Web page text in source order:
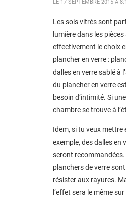
LE 17 SEPTEMBRE 2015 À
Les sols vitrés sont
lumière dans les
effectivement le choix
plancher en verre :
dalles en verre sablé à
du plancher en verre
besoin d’intimité. Si
chambre se trouve à
Idem, si tu veux mettre
exemple, des dalles en
seront
planchers de verre
résister aux rayures.
l’effet sera le même